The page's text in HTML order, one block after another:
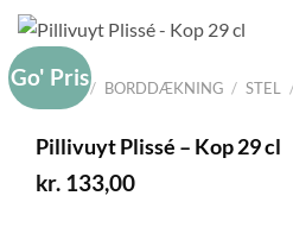
FORSIDE / BORDDÆKNING / STEL
Go' Pris
Pillivuyt Plissé – Kop 29 cl
kr. 133,00